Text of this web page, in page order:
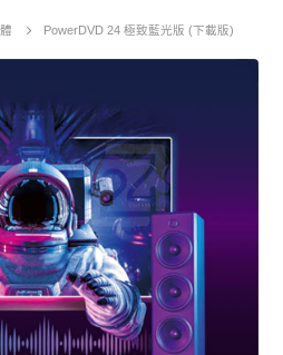
PowerDVD 24 極致藍光版 (下載版)